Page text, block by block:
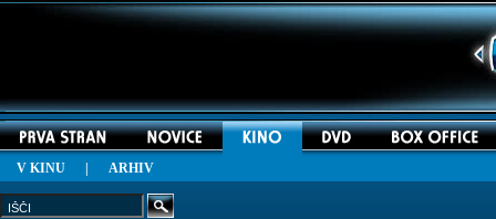
V KINU ARHIV